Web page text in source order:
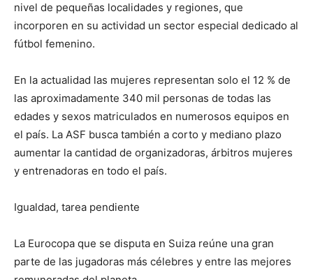
nivel de pequeñas localidades y regiones, que
incorporen en su actividad un sector especial dedicado al
fútbol femenino.
En la actualidad las mujeres representan solo el 12 % de
las aproximadamente 340 mil personas de todas las
edades y sexos matriculados en numerosos equipos en
el país. La ASF busca también a corto y mediano plazo
aumentar la cantidad de organizadoras, árbitros mujeres
y entrenadoras en todo el país.
Igualdad, tarea pendiente
La Eurocopa que se disputa en Suiza reúne una gran
parte de las jugadoras más célebres y entre las mejores